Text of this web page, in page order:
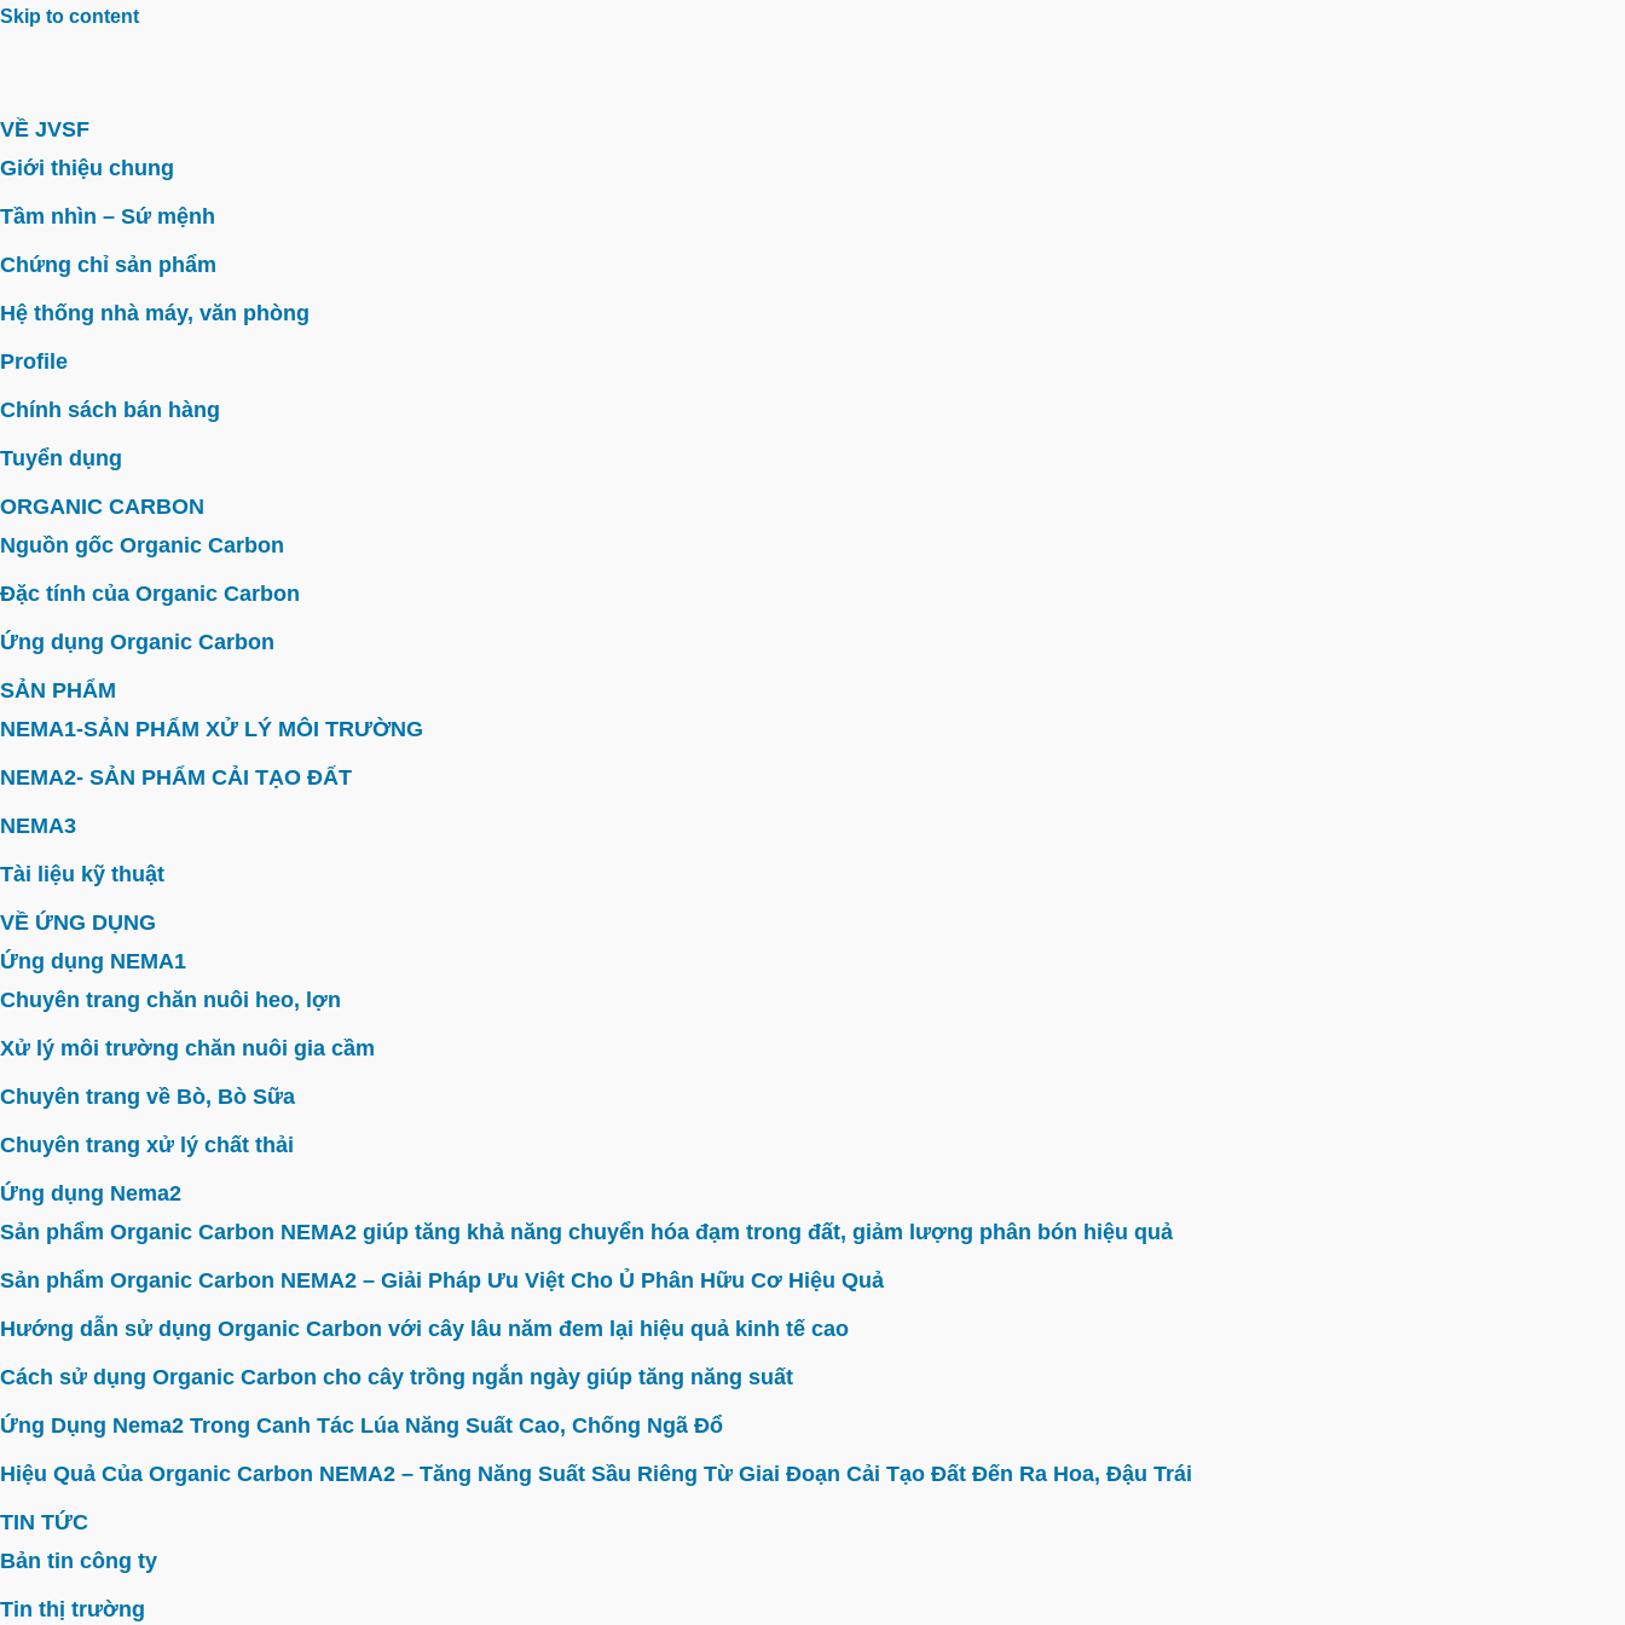
Skip to content
VỀ JVSF
Giới thiệu chung
Tầm nhìn – Sứ mệnh
Chứng chỉ sản phẩm
Hệ thống nhà máy, văn phòng
Profile
Chính sách bán hàng
Tuyển dụng
ORGANIC CARBON
Nguồn gốc Organic Carbon
Đặc tính của Organic Carbon
Ứng dụng Organic Carbon
SẢN PHẨM
NEMA1-SẢN PHẨM XỬ LÝ MÔI TRƯỜNG
NEMA2- SẢN PHẨM CẢI TẠO ĐẤT
NEMA3
Tài liệu kỹ thuật
VỀ ỨNG DỤNG
Ứng dụng NEMA1
Chuyên trang chăn nuôi heo, lợn
Xử lý môi trường chăn nuôi gia cầm
Chuyên trang về Bò, Bò Sữa
Chuyên trang xử lý chất thải
Ứng dụng Nema2
Sản phẩm Organic Carbon NEMA2 giúp tăng khả năng chuyển hóa đạm trong đất, giảm lượng phân bón hiệu quả
Sản phẩm Organic Carbon NEMA2 – Giải Pháp Ưu Việt Cho Ủ Phân Hữu Cơ Hiệu Quả
Hướng dẫn sử dụng Organic Carbon với cây lâu năm đem lại hiệu quả kinh tế cao
Cách sử dụng Organic Carbon cho cây trồng ngắn ngày giúp tăng năng suất
Ứng Dụng Nema2 Trong Canh Tác Lúa Năng Suất Cao, Chống Ngã Đổ
Hiệu Quả Của Organic Carbon NEMA2 – Tăng Năng Suất Sầu Riêng Từ Giai Đoạn Cải Tạo Đất Đến Ra Hoa, Đậu Trái
TIN TỨC
Bản tin công ty
Tin thị trường